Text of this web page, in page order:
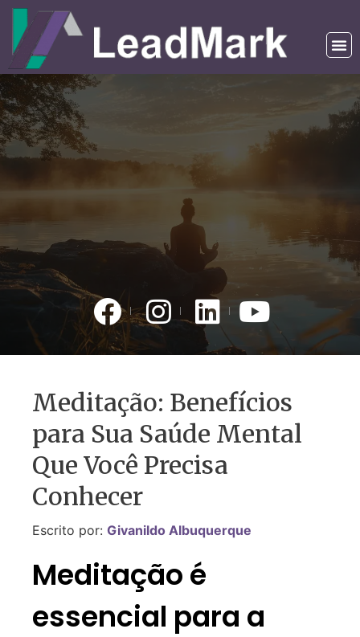
Meditação: Benefícios
para Sua Saúde Mental
Que Você Precisa
Conhecer
Escrito por: Givanildo Albuquerque
Meditação é
essencial para a